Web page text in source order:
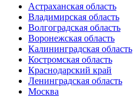
Астраханская область
Владимирская область
Волгоградская область
Воронежская область
Калининградская область
Костромская область
Краснодарский край
Ленинградская область
Москва